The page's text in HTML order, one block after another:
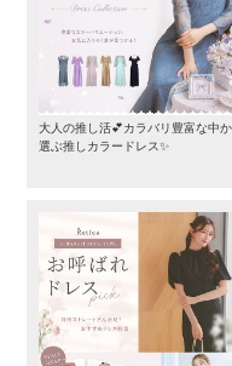
大人の推し活💕カラバリ豊富な中
選ぶ推しカラードレス✨